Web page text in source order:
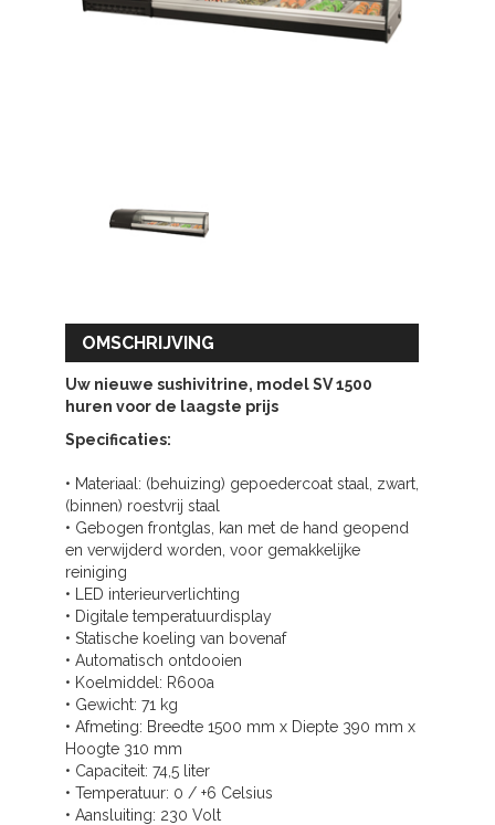
OMSCHRIJVING
Uw nieuwe sushivitrine, model SV 1500
huren voor de laagste prijs
Specificaties:
• Materiaal: (behuizing) gepoedercoat staal, zwart,
(binnen) roestvrij staal
• Gebogen frontglas, kan met de hand geopend
en verwijderd worden, voor gemakkelijke
reiniging
• LED interieurverlichting
• Digitale temperatuurdisplay
• Statische koeling van bovenaf
• Automatisch ontdooien
• Koelmiddel: R600a
• Gewicht: 71 kg
• Afmeting: Breedte 1500 mm x Diepte 390 mm x
Hoogte 310 mm
• Capaciteit: 74,5 liter
• Temperatuur: 0 / +6 Celsius
• Aansluiting: 230 Volt